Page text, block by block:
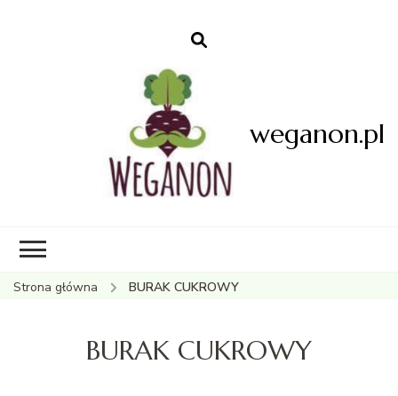
weganon.pl
Strona główna BURAK CUKROWY
BURAK CUKROWY